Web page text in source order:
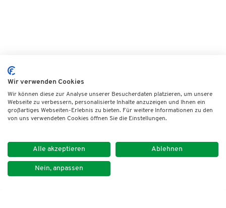
Wir verwenden Cookies
Wir können diese zur Analyse unserer Besucherdaten platzieren, um unsere
Webseite zu verbessern, personalisierte Inhalte anzuzeigen und Ihnen ein
großartiges Webseiten-Erlebnis zu bieten. Für weitere Informationen zu den
von uns verwendeten Cookies öffnen Sie die Einstellungen.
Alle akzeptieren Ablehnen
Nein, anpassen